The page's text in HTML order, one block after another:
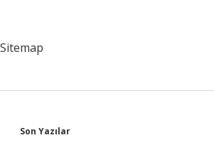
Sitemap
Sidebar
Son Yazılar